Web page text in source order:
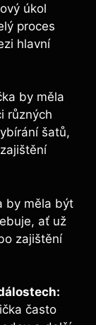
úkol
proces
hlavní
by měla​
různých
šatů,⁣
by měla být
‍ať už
zajištění‍
často